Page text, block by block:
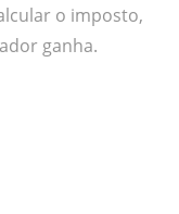
o imposto,
ganha.